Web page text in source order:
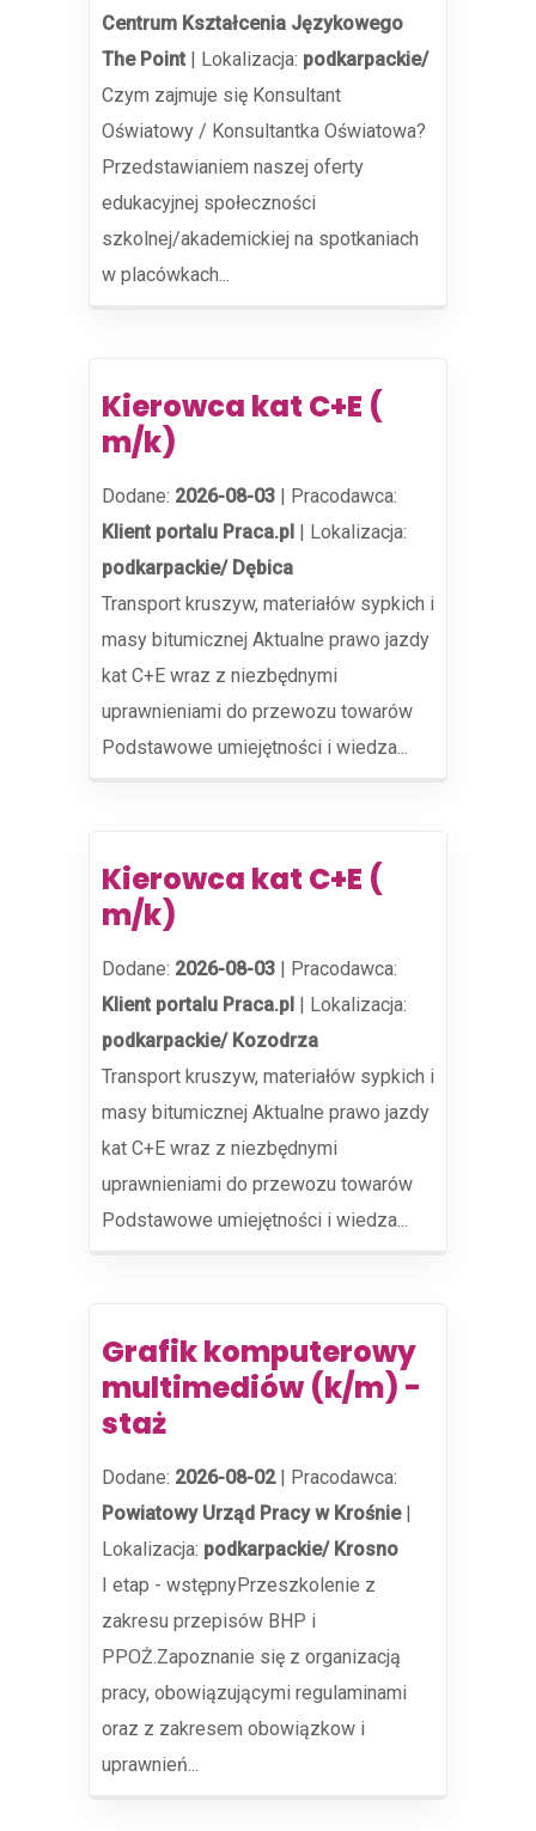
Centrum Kształcenia Językowego
The Point | Lokalizacja: podkarpackie/
Czym zajmuje się Konsultant
Oświatowy / Konsultantka Oświatowa?
Przedstawianiem naszej oferty
edukacyjnej społeczności
szkolnej/akademickiej na spotkaniach
w placówkach...
Kierowca kat C+E (
m/k)
Dodane: 2026-08-03 | Pracodawca:
Klient portalu Praca.pl | Lokalizacja:
podkarpackie/ Dębica
Transport kruszyw, materiałów sypkich i
masy bitumicznej Aktualne prawo jazdy
kat C+E wraz z niezbędnymi
uprawnieniami do przewozu towarów
Podstawowe umiejętności i wiedza...
Kierowca kat C+E (
m/k)
Dodane: 2026-08-03 | Pracodawca:
Klient portalu Praca.pl | Lokalizacja:
podkarpackie/ Kozodrza
Transport kruszyw, materiałów sypkich i
masy bitumicznej Aktualne prawo jazdy
kat C+E wraz z niezbędnymi
uprawnieniami do przewozu towarów
Podstawowe umiejętności i wiedza...
Grafik komputerowy
multimediów (k/m) -
staż
Dodane: 2026-08-02| Pracodawca:
Powiatowy Urząd Pracy w Krośnie|
Lokalizacja: podkarpackie/ Krosno
I etap - wstępnyPrzeszkolenie z
zakresu przepisów BHP i
PPOŻ.Zapoznanie się z organizacją
pracy, obowiązującymi regulaminami
oraz z zakresem obowiązkow i
uprawnień...